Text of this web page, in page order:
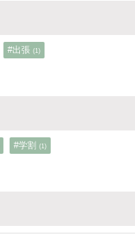
#出張 (1)
#学割 (1)